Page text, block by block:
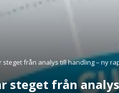
steget från analys till handling – ny
steget från